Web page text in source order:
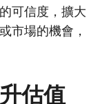
可信度，擴大
市場的機會，
估值